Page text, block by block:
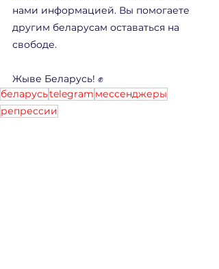
нами информацией. Вы помогаете
другим беларусам оставаться на
свободе.
Жыве Беларусь! ✊
беларусьtelegram мессенджеры
репрессии